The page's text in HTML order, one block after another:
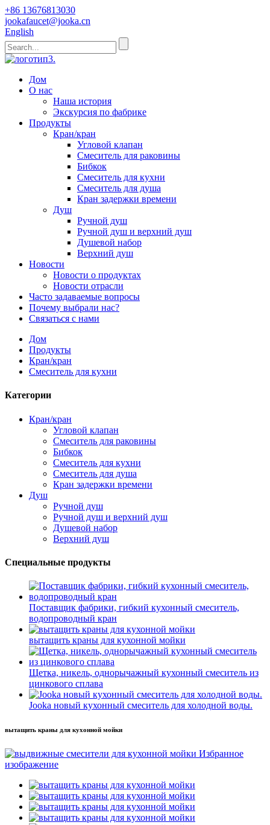
+86 13676813030
jookafaucet@jooka.cn
English
Дом
О нас
Наша история
Экскурсия по фабрике
Продукты
Кран/кран
Угловой клапан
Смеситель для раковины
Бибкок
Смеситель для кухни
Смеситель для душа
Кран задержки времени
Душ
Ручной душ
Ручной душ и верхний душ
Душевой набор
Верхний душ
Новости
Новости о продуктах
Новости отрасли
Часто задаваемые вопросы
Почему выбрали нас?
Связаться с нами
Дом
Продукты
Кран/кран
Смеситель для кухни
Категории
Кран/кран
Угловой клапан
Смеситель для раковины
Бибкок
Смеситель для кухни
Смеситель для душа
Кран задержки времени
Душ
Ручной душ
Ручной душ и верхний душ
Душевой набор
Верхний душ
Специальные продукты
Поставщик фабрики, гибкий кухонный смеситель,
водопроводный кран
вытащить краны для кухонной мойки
Щетка, никель, однорычажный кухонный смеситель из
цинкового сплава
Jooka новый кухонный смеситель для холодной воды.
вытащить краны для кухонной мойки